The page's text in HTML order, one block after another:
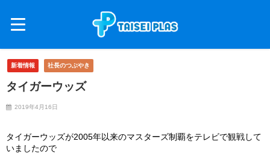
新着情報 社長のつぶやき
タイガーウッズ
2019年4月16日
タイガーウッズが2005年以来のマスターズ制覇をテレビで観戦して
いましたので